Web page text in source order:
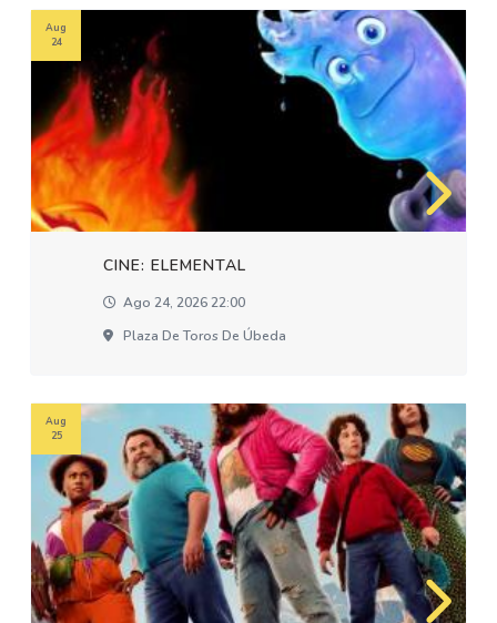
CINE: ELEMENTAL
Ago 24, 2026 22:00
Plaza De Toros De Úbeda
Aug
24
Aug
25